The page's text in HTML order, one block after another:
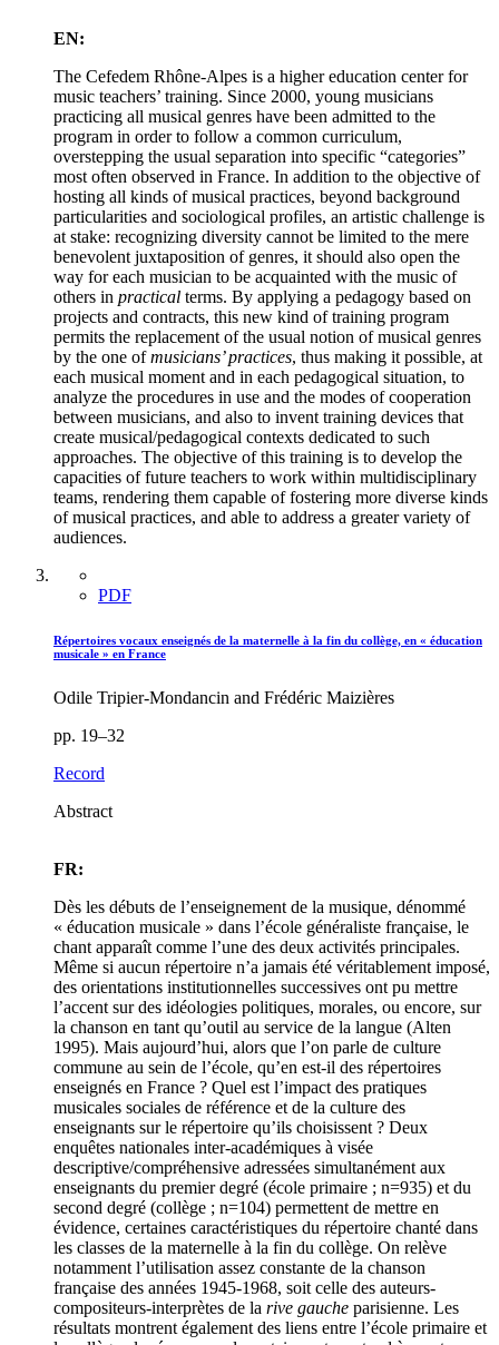
EN:
The Cefedem Rhône-Alpes is a higher education center for
music teachers’ training. Since 2000, young musicians
practicing all musical genres have been admitted to the
program in order to follow a common curriculum,
overstepping the usual separation into specific “categories”
most often observed in France. In addition to the objective of
hosting all kinds of musical practices, beyond background
particularities and sociological profiles, an artistic challenge is
at stake: recognizing diversity cannot be limited to the mere
benevolent juxtaposition of genres, it should also open the
way for each musician to be acquainted with the music of
others in practical terms. By applying a pedagogy based on
projects and contracts, this new kind of training program
permits the replacement of the usual notion of musical genres
by the one ofmusicians’ practices, thus making it possible, at
each musical moment and in each pedagogical situation, to
analyze the procedures in use and the modes of cooperation
between musicians, and also to invent training devices that
create musical/pedagogical contexts dedicated to such
approaches. The objective of this training is to develop the
capacities of future teachers to work within multidisciplinary
teams, rendering them capable of fostering more diverse kinds
of musical practices, and able to address a greater variety of
audiences.
PDF
Répertoires vocaux enseignés de la maternelle à la fin du collège, en « éducation
musicale » en France
Odile Tripier-Mondancin and Frédéric Maizières
pp. 19–32
Record
Abstract
FR:
Dès les débuts de l’enseignement de la musique, dénommé
« éducation musicale » dans l’école généraliste française, le
chant apparaît comme l’une des deux activités principales.
Même si aucun répertoire n’a jamais été véritablement imposé,
des orientations institutionnelles successives ont pu mettre
l’accent sur des idéologies politiques, morales, ou encore, sur
la chanson en tant qu’outil au service de la langue (Alten
1995). Mais aujourd’hui, alors que l’on parle de culture
commune au sein de l’école, qu’en est-il des répertoires
enseignés en France ? Quel est l’impact des pratiques
musicales sociales de référence et de la culture des
enseignants sur le répertoire qu’ils choisissent ? Deux
enquêtes nationales inter-académiques à visée
descriptive/compréhensive adressées simultanément aux
enseignants du premier degré (école primaire ; n=935) et du
second degré (collège ; n=104) permettent de mettre en
évidence, certaines caractéristiques du répertoire chanté dans
les classes de la maternelle à la fin du collège. On relève
notamment l’utilisation assez constante de la chanson
française des années 1945-1968, soit celle des auteurs-
compositeurs-interprètes de la rive gauche parisienne. Les
résultats montrent également des liens entre l’école primaire et